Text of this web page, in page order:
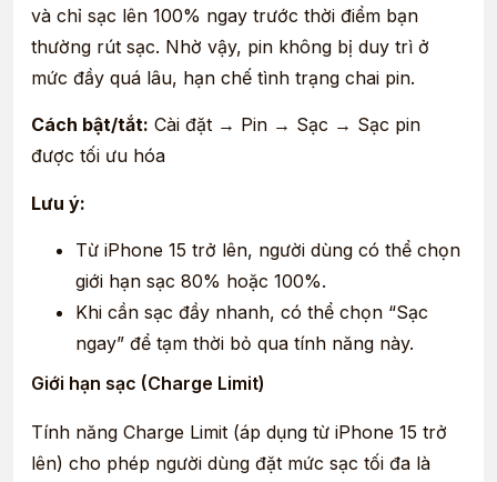
và chỉ sạc lên 100% ngay trước thời điểm bạn
thường rút sạc. Nhờ vậy, pin không bị duy trì ở
mức đầy quá lâu, hạn chế tình trạng chai pin.
Cách bật/tắt: Cài đặt → Pin → Sạc → Sạc pin
được tối ưu hóa
Lưu ý:
Từ iPhone 15 trở lên, người dùng có thể chọn
giới hạn sạc 80% hoặc 100%.
Khi cần sạc đầy nhanh, có thể chọn “Sạc
ngay” để tạm thời bỏ qua tính năng này.
Giới hạn sạc (Charge Limit)
Tính năng Charge Limit (áp dụng từ iPhone 15 trở
lên) cho phép người dùng đặt mức sạc tối đa là